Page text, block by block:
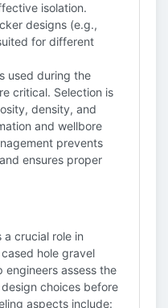
isolation.
designs (e.g.,
for different
used during the
critical. Selection is
density, and
and wellbore
prevents
ensures proper
a crucial role in
hole gravel
engineers assess the
choices before
aspects include: